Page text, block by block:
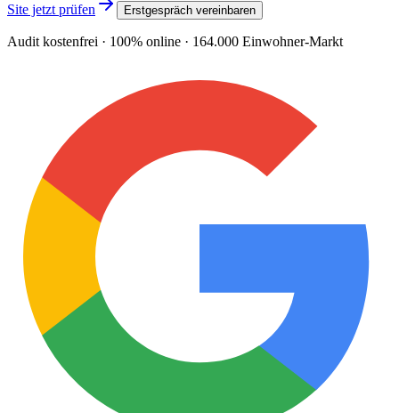
Site jetzt prüfen Erstgespräch vereinbaren
Audit kostenfrei · 100% online · 164.000 Einwohner-Markt